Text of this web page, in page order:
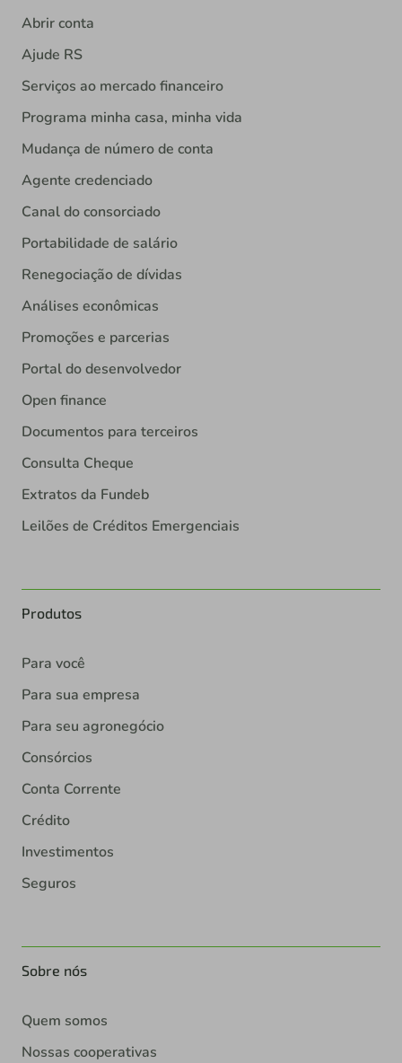
Abrir conta
Ajude RS
Serviços ao mercado financeiro
Programa minha casa, minha vida
Mudança de número de conta
Agente credenciado
Canal do consorciado
Portabilidade de salário
Renegociação de dívidas
Análises econômicas
Promoções e parcerias
Portal do desenvolvedor
Open finance
Documentos para terceiros
Consulta Cheque
Extratos da Fundeb
Leilões de Créditos Emergenciais
Produtos
Para você
Para sua empresa
Para seu agronegócio
Consórcios
Conta Corrente
Crédito
Investimentos
Seguros
Sobre nós
Quem somos
Nossas cooperativas